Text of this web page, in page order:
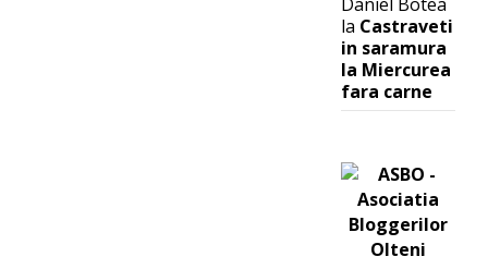
la Castraveti
in saramura
la Miercurea
fara carne